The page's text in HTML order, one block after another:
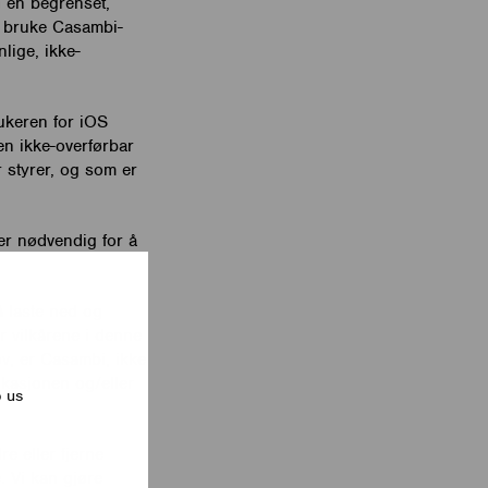
us
Casambi-
ikke-
for iOS
ikke-overførbar
styrer, og som er
nødvendig for å
i denne
er Casambi, ikke
eller fjerne
kan gjøre